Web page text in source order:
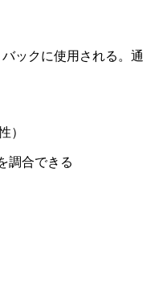
ックに使用される。通
）
合できる